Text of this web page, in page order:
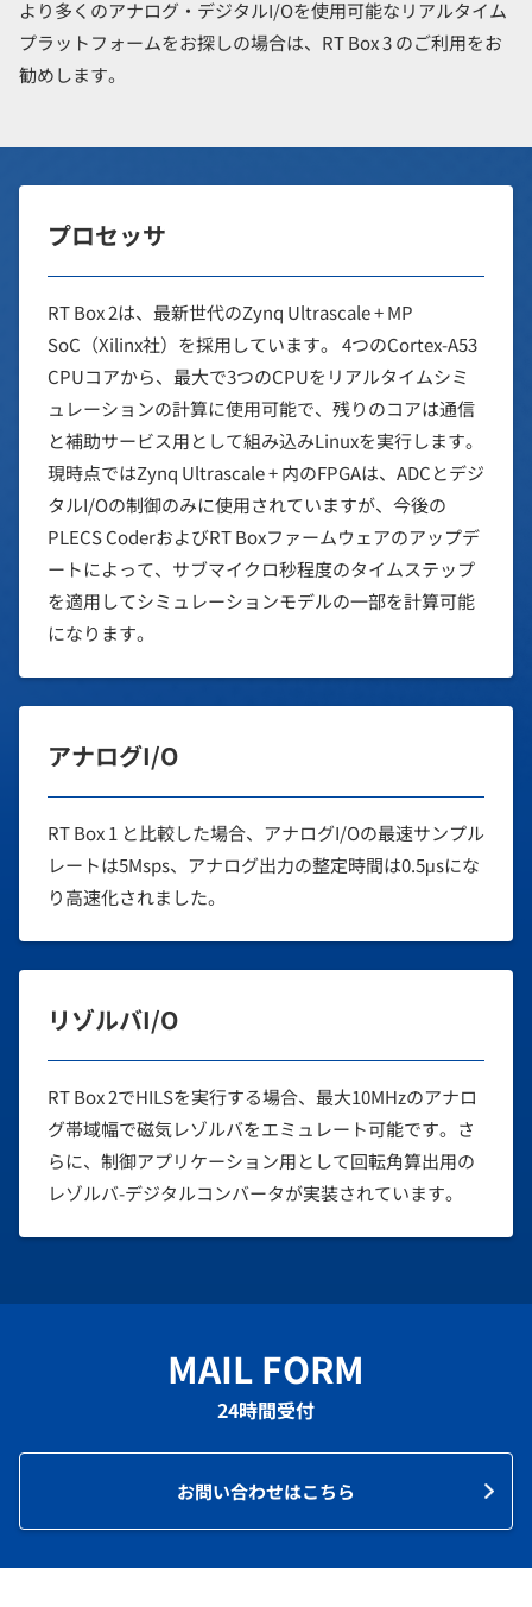
より多くのアナログ・デジタルI/Oを使用可能なリアルタイム
プラットフォームをお探しの場合は、RT Box 3 のご利用をお
勧めします。
プロセッサ
RT Box 2は、最新世代のZynq Ultrascale + MP
SoC（Xilinx社）を採用しています。 4つのCortex-A53
CPUコアから、最大で3つのCPUをリアルタイムシミ
ュレーションの計算に使用可能で、残りのコアは通信
と補助サービス用として組み込みLinuxを実行します。
現時点ではZynq Ultrascale + 内のFPGAは、ADCとデジ
タルI/Oの制御のみに使用されていますが、今後の
PLECS CoderおよびRT Boxファームウェアのアップデ
ートによって、サブマイクロ秒程度のタイムステップ
を適用してシミュレーションモデルの一部を計算可能
になります。
アナログI/O
RT Box 1 と比較した場合、アナログI/Oの最速サンプル
レートは5Msps、アナログ出力の整定時間は0.5μsにな
り高速化されました。
リゾルバI/O
RT Box 2でHILSを実行する場合、最大10MHzのアナロ
グ帯域幅で磁気レゾルバをエミュレート可能です。さ
らに、制御アプリケーション用として回転角算出用の
レゾルバ-デジタルコンバータが実装されています。
MAIL FORM
24時間受付
お問い合わせはこちら